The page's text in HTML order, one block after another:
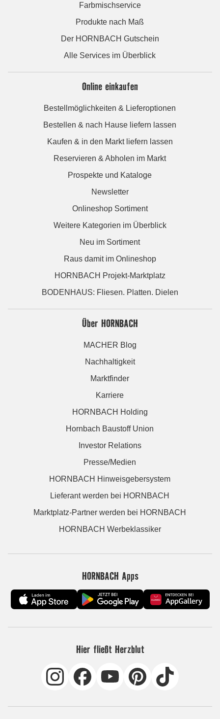
Farbmischservice
Produkte nach Maß
Der HORNBACH Gutschein
Alle Services im Überblick
Online einkaufen
Bestellmöglichkeiten & Lieferoptionen
Bestellen & nach Hause liefern lassen
Kaufen & in den Markt liefern lassen
Reservieren & Abholen im Markt
Prospekte und Kataloge
Newsletter
Onlineshop Sortiment
Weitere Kategorien im Überblick
Neu im Sortiment
Raus damit im Onlineshop
HORNBACH Projekt-Marktplatz
BODENHAUS: Fliesen. Platten. Dielen
Über HORNBACH
MACHER Blog
Nachhaltigkeit
Marktfinder
Karriere
HORNBACH Holding
Hornbach Baustoff Union
Investor Relations
Presse/Medien
HORNBACH Hinweisgebersystem
Lieferant werden bei HORNBACH
Marktplatz-Partner werden bei HORNBACH
HORNBACH Werbeklassiker
HORNBACH Apps
Hier fließt Herzblut